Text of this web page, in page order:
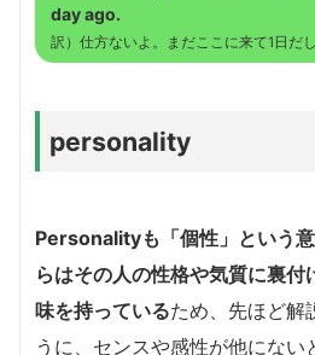
day ago.
訳）仕方ないよ。まだここに来て1日だし
personality
Personalityも「個性」という
らはその人の性格や気質に裏付
味を持っているため、先ほど解
うに、センスや感性が他にな